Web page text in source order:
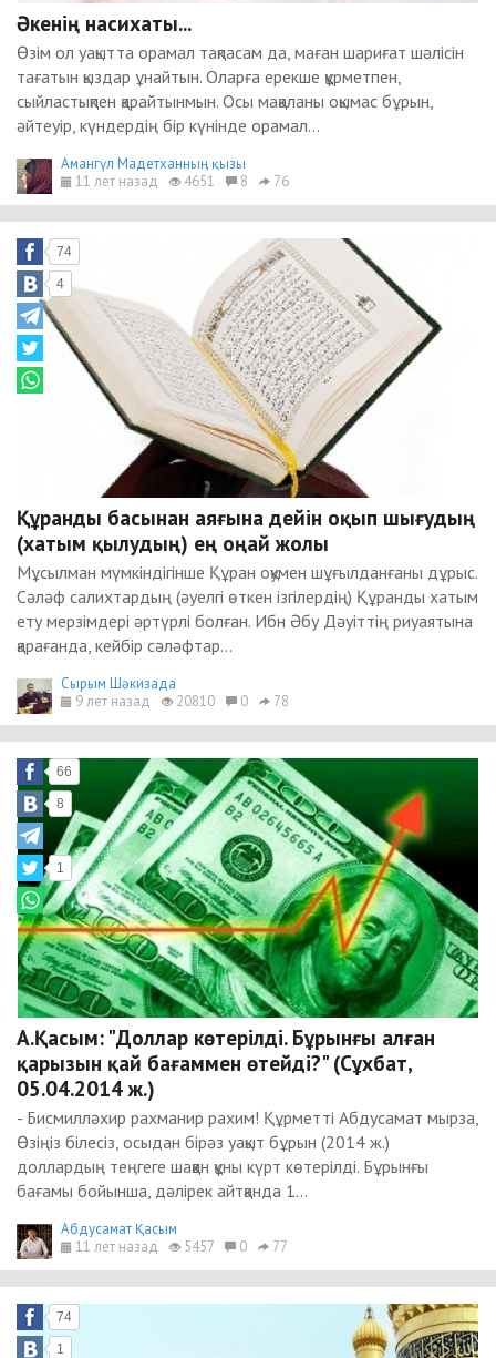
Әкенің насихаты...
Өзім ол уақытта орамал тақпасам да, маған шариғат шәлісін
тағатын қыздар ұнайтын. Оларға ерекше құрметпен,
сыйластықпен қарайтынмын. Осы мақаланы оқымас бұрын,
әйтеуір, күндердің бір күнінде орамал...
Амангүл Мадетханның қызы
11 лет назад
4651 8 76
74
4
Құранды басынан аяғына дейін оқып шығудың
(хатым қылудың) ең оңай жолы
Мұсылман мүмкіндігінше Құран оқумен шұғылданғаны дұрыс.
Сәләф салихтардың (әуелгі өткен ізгілердің) Құранды хатым
ету мерзімдері әртүрлі болған. Ибн Әбу Дәуіттің риуаятына
қарағанда, кейбір сәләфтар...
Сырым Шәкизада
9 лет назад
20810 0 78
66
8
1
А.Қасым: "Доллар көтерілді. Бұрынғы алған
қарызын қай бағаммен өтейді?" (Сұхбат,
05.04.2014 ж.)
- Бисмилләхир рахманир рахим! Құрметті Абдусамат мырза,
Өзіңіз білесіз, осыдан бірәз уақыт бұрын (2014 ж.)
доллардың теңгеге шаққан құны күрт көтерілді. Бұрынғы
бағамы бойынша, дәлірек айтқанда 1...
Абдусамат Қасым
11 лет назад
5457 0 77
74
1